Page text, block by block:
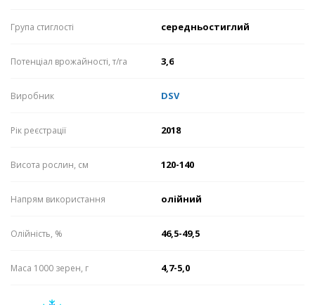
Група стиглості середньостиглий
Потенціал врожайності, т/га 3,6
Виробник DSV
Рік реєстрації 2018
Висота рослин, см 120-140
Напрям використання олійний
Олійність, % 46,5-49,5
Маса 1000 зерен, г 4,7-5,0